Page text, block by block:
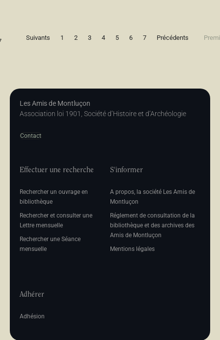
Suivants 1 2 3 4 5 6 7 Précédents
Les Amis de Montluçon
Association loi 1901, Société d’Histoire et d’Archéologie
Contact
Effectuer une recherche
Rechercher un ouvrage en
bibliothèque
Rechercher et consulter une
Lettre mensuelle
Rechercher une Séance
mensuelle
S'informer
A propos, la société Les Amis de
Montluçon
Réglement de consultation de la
bibliothèque et des archives des
Amis de Montluçon
Mentions légales
Adhérer
Adhésion